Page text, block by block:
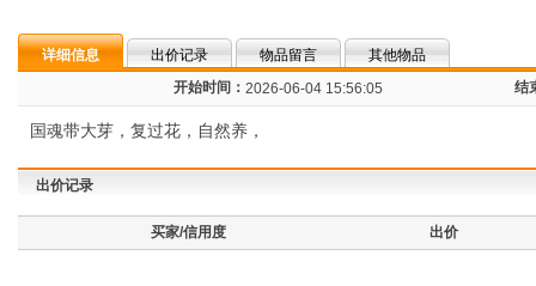
详细信息 出价记录 物品留言
其他物品
开始时间： 2026-06-04 15:56:05 结
国魂带大芽，复过花，自然养，
出价记录
买家/信用度 出价